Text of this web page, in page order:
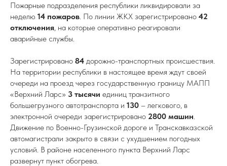
Пожарные подразделения республики ликвидировали за
неделю 14 пожаров. По линии ЖКХ зарегистрировано 42
отключения, на которые оперативно реагировали
аварийные службы.
Зарегистрировано 84 дорожно-транспортных происшествия.
На территории республики в настоящее время ждут своей
очереди на проезд через государственную границу МАПП
«Верхний Ларс» 3 тысячи единиц транзитного
большегрузного автотранспорта и 130 – легкового, в
электронной очереди зарегистрировано 2800 машин.
Движение по Военно-Грузинской дороге и Транскавказской
автомагистрали закрыто в связи с ухудшением погодных
условий. В районе населенного пункта Верхний Ларс
развернут пункт обогрева.